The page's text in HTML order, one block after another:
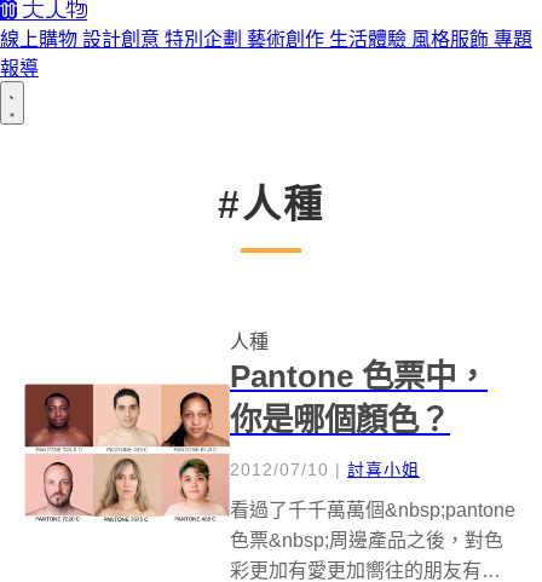
線上購物 設計創意 特別企劃 藝術創作 生活體驗 風格服飾 專題
報導
#人種
人種
Pantone 色票中，
你是哪個顏色？
2012/07/10 | 討喜小姐
看過了千千萬萬個&nbsp;pantone
色票&nbsp;周邊產品之後，對色
彩更加有愛更加嚮往的朋友有多